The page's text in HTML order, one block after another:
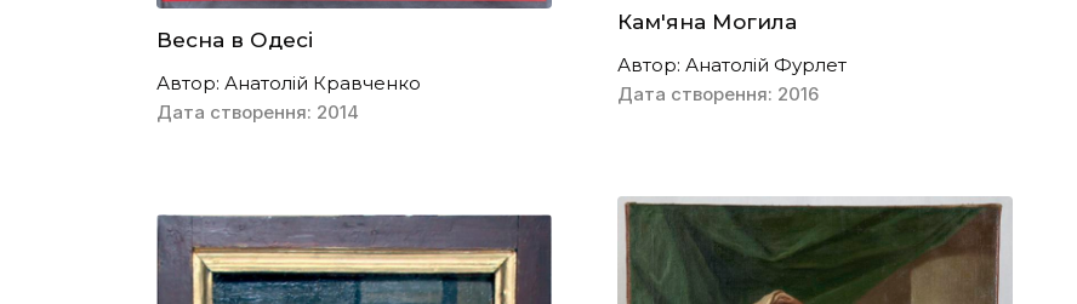
Весна в Одесі
Автор: Анатолій Кравченко
Дата створення: 2014
Кам'яна Могила
Автор: Анатолій Фурлет
Дата створення: 2016